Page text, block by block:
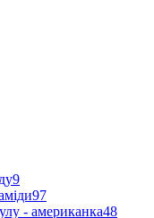
9
97
- американка48